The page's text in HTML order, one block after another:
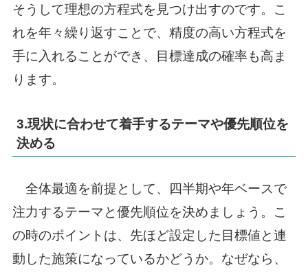
そうして理想の方程式を見つけ出すのです。こ
れを年々繰り返すことで、精度の高い方程式を
手に入れることができ、目標達成の確率も高ま
ります。
3.現状に合わせて着手するテーマや優先順位を
決める
全体最適を前提として、四半期や年ベースで
注力するテーマと優先順位を決めましょう。こ
の時のポイントは、先ほど設定した目標値と連
動した施策になっているかどうか。なぜなら、